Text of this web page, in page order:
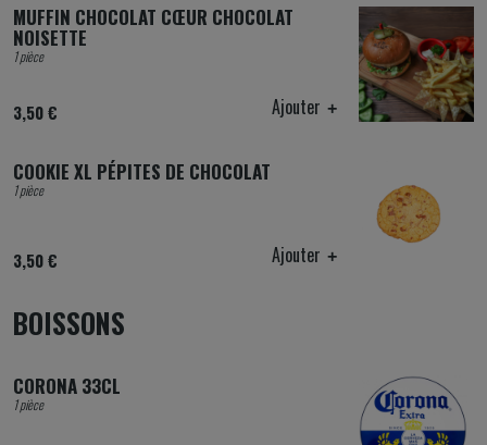
MUFFIN CHOCOLAT CŒUR CHOCOLAT
NOISETTE
1 pièce
3,50 € Ajouter
COOKIE XL PÉPITES DE CHOCOLAT
1 pièce
3,50 € Ajouter
BOISSONS
CORONA 33CL
1 pièce